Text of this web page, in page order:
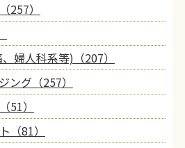
257）
婦人科系等)（207）
ング（257）
51）
（81）